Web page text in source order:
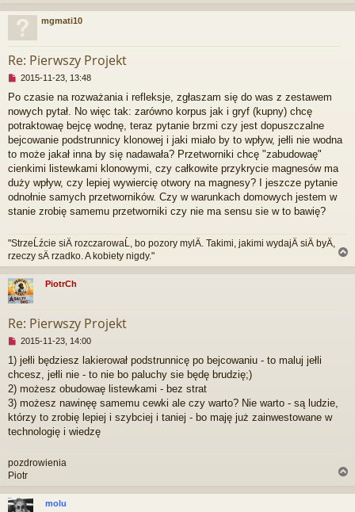
g
mgmati10
Re: Pierwszy Projekt
N
e
p
r
z
e
c
z
y
t
a
p
o
s
t
2015-11-23, 13:48
Po czasie na rozważania i refleksje, zgłaszam się do was z zestawem
nowych pytał. No więc tak: zarówno korpus jak i gryf (kupny) chcę
potraktowaę bejcę wodnę, teraz pytanie brzmi czy jest dopuszczalne
bejcowanie podstrunnicy klonowej i jaki miało by to wpływ, jełli nie wodna
to może jakał inna by się nadawała? Przetworniki chcę "zabudowaę"
cienkimi listewkami klonowymi, czy całkowite przykrycie magnesów ma
duży wpływ, czy lepiej wywiercię otwory na magnesy? I jeszcze pytanie
odnołnie samych przetworników. Czy w warunkach domowych jestem w
stanie zrobię samemu przetworniki czy nie ma sensu sie w to bawię?
"StrzeĹźcie siÄ rozczarowaĹ, bo pozory mylÄ. Takimi, jakimi wydajÄ siÄ byÄ,
rzeczy sÄ rzadko. A kobiety nigdy."
a
PiotrCh
Re: Pierwszy Projekt
N
e
p
r
z
e
c
z
t
y
p
2015-11-23, 14:00
1) jełli będziesz lakierował podstrunnicę po bejcowaniu - to maluj jełli
chcesz, jełli nie - to nie bo paluchy sie będę brudzię;)
2) możesz obudowaę listewkami - bez strat
3) możesz nawinęę samemu cewki ale czy warto? Nie warto - są ludzie,
którzy to zrobię lepiej i szybciej i taniej - bo maję już zainwestowane w
technologię i wiedzę
pozdrowienia
Piotr
g
molu